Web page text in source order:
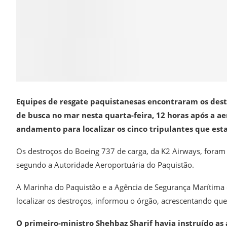
Equipes de resgate paquistanesas encontraram os
de busca no mar nesta quarta-feira, 12 horas após a
andamento para localizar os cinco tripulantes que
Os destroços do Boeing 737 de carga, da K2 Airways,
segundo a Autoridade Aeroportuária do Paquistão.
A Marinha do Paquistão e a Agência de Segurança
localizar os destroços, informou o órgão, acrescentando
O primeiro-ministro Shehbaz Sharif havia instruído